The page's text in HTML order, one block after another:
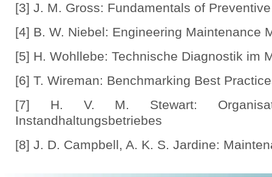
[3] J. M. Gross: Fundamentals of
[4] B. W. Niebel: Engineering Maintenance
[5] H. Wohllebe: Technische Diagnostik im
[6] T. Wireman: Benchmarking Best
[7] H. V. M. Stewart:
Instandhaltungsbetriebes
[8] J. D. Campbell, A. K. S. Jardine: